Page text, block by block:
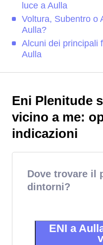
luce a Aulla
Voltura, Subentro o
Aulla?
Alcuni dei principali
Aulla
Eni Plenitude
vicino a me:
indicazioni
Dove trovare il
dintorni?
ENI a